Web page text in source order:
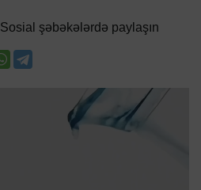
Sosial şəbəkələrdə paylaşın